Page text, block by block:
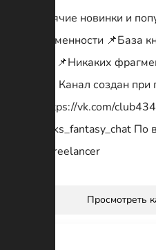
📌Горячие новинки и
современности 📌База
тобой 📌Никаких
книги! Канал создан
ВК https://vk.com/
@books_fantasy_chat
@V_Freelancer
Просмотреть